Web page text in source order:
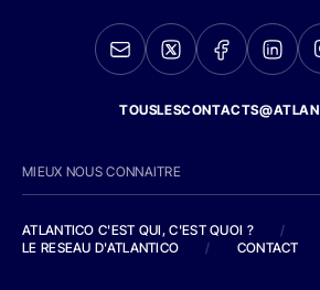
MIEUX NOUS CONNAITRE
ATLANTICO C'EST QUI, C'EST QUOI ?
/
LE RESEAU D'ATLANTICO
/ CONTACT